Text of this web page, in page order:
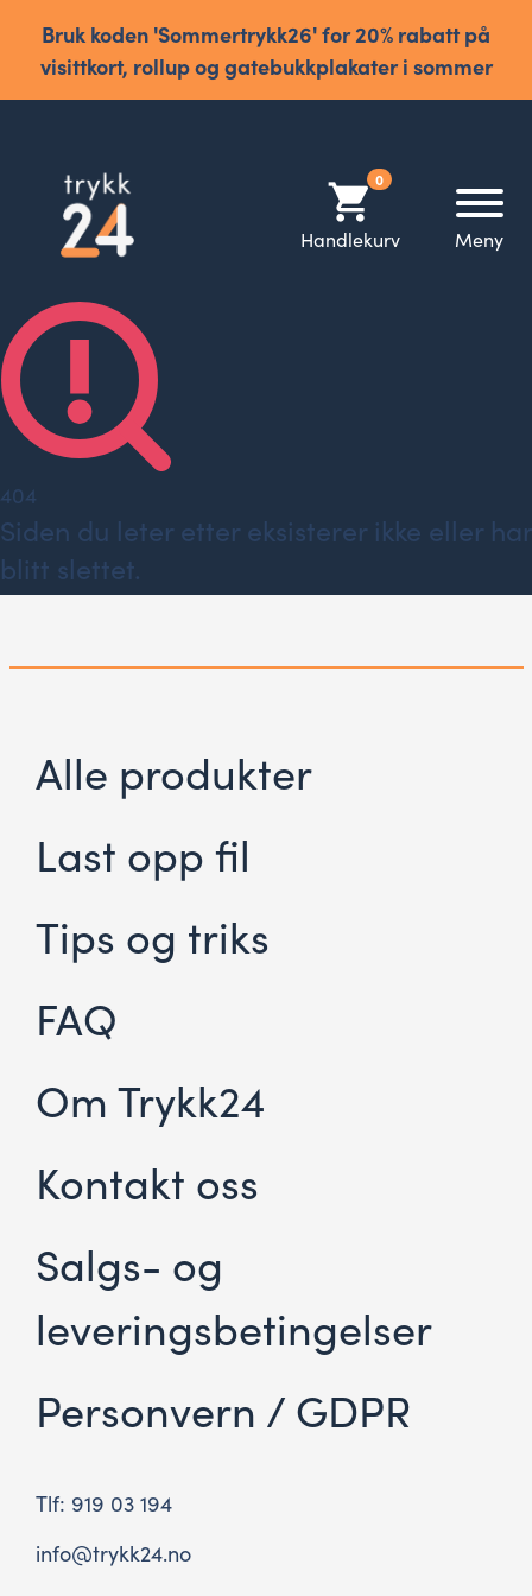
Bruk koden 'Sommertrykk26' for 20% rabatt på
visittkort, rollup og gatebukkplakater i sommer
shopping_cart0
Handlekurv Meny
404
Siden du leter etter eksisterer ikke eller har
blitt slettet.
Alle produkter
Last opp fil
Tips og triks
FAQ
Om Trykk24
Kontakt oss
Salgs- og
leveringsbetingelser
Personvern / GDPR
Tlf: 919 03 194
info@trykk24.no